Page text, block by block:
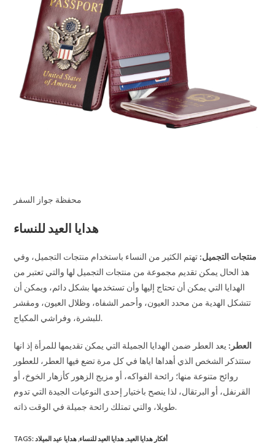
محفظة جواز السفر
هدايا العيد للنساء
منتجات التجميل: تهتم الكثير من النساء باستخدام منتجات التجميل، وفي
هذ الحال يمكن تقديم مجموعة من منتجات التجميل لها والتي تعتبر من
الهدايا التي يمكن أن تحتاج إليها وأن تستخدمها بشكل دائم، ويمكن أن
تتشكل الهدية من محدد العيون، وأحمر الشفاه، وظلال العيون، ومقشر
للبشرة، وفراشي المكياج.
العطر : يعد العطر ضمن الهدايا الجميلة التي يمكن تقديمها للمرأة إذ انها
ستتذكر الشخص الذي أهداها اياها في كل مرة تضع فيها العطر، للعطور
روائح متنوعة منها؛ رائحة الفواكه، أو مزيج الزهور كأزهار الخوخ، أو
القرنفل، أو البرتقال، لذا ينصح باختيار إحدى النوعيات الجيدة التي تدوم
طويلا، والتي تمتلك رائحة جميلة في الوقت ذاته.
TAGS: أفكار هدايا العيد, هدايا العيد للنساء هدايا عيد الميلاد